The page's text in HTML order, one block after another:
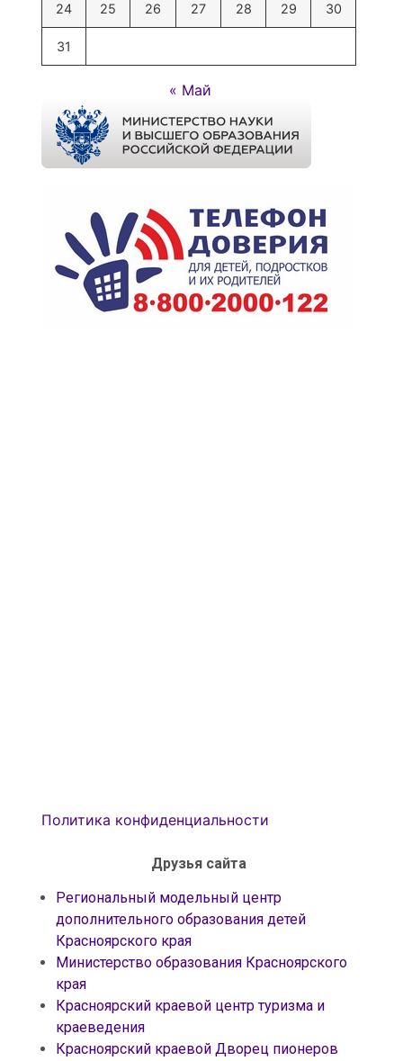
24 25 26 27 28 29 30
31
« Май
Политика конфиденциальности
Друзья сайта
Региональный модельный центр
дополнительного образования детей
Красноярского края
Министерство образования Красноярского
края
Красноярский краевой центр туризма и
краеведения
Красноярский краевой Дворец пионеров